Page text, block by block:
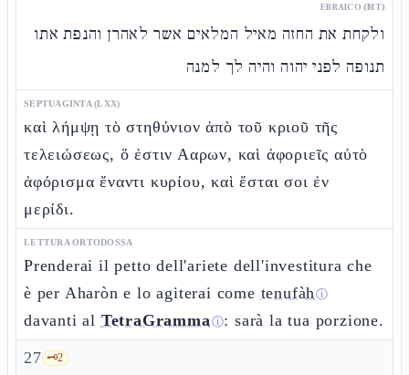
EBRAICO (MT)
ולקחת את החזה מאיל המלאים אשר לאהרן והנפת אתו
תנופה לפני יהוה והיה לך למנה
SEPTUAGINTA (LXX)
καὶ λήμψῃ τὸ στηθύνιον ἀπὸ τοῦ κριοῦ τῆς
τελειώσεως, ὅ ἐστιν Ααρων, καὶ ἀφοριεῖς αὐτὸ
ἀφόρισμα ἔναντι κυρίου, καὶ ἔσται σοι ἐν
μερίδι.
LETTURA ORTODOSSA
Prenderai il petto dell'ariete dell'investitura che
è per Aharòn e lo agiterai come tenufàhⓘ
davanti al TetraGrammaⓘ: sarà la tua porzione.
27 🗝️2